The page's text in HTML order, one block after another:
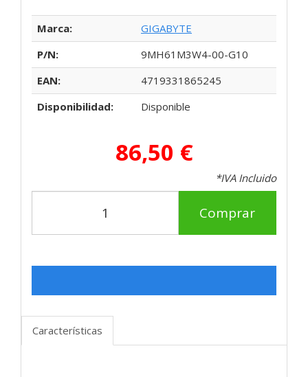
Marca:
GIGABYTE
P/N:
9MH61M3W4-00-G10
EAN:
4719331865245
Disponibilidad:
Disponible
86,50 €
*IVA Incluido
Comprar
Características